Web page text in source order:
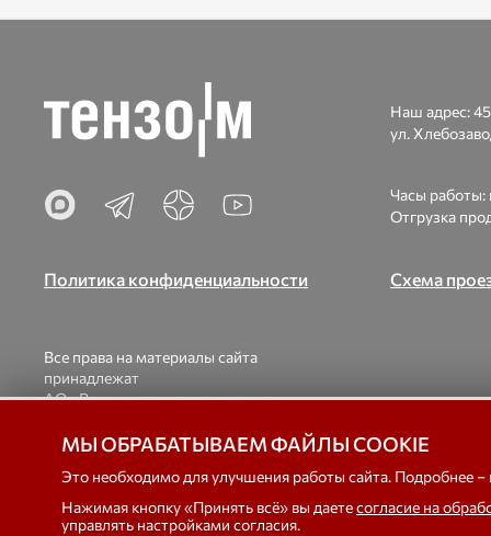
Политика конфиденциальности
Наш адрес:
ул.
Часы работы:
Отгрузка
Схема
Все права на материалы сайта
принадлежат
АО «Весоизмерительная компания
При использовании материалов ссылка на
© 1998-2026
МЫ ОБРАБАТЫВАЕМ ФАЙЛЫ COOKIE
Это необходимо для улучшения работы сайта. Подробнее –
Нажимая кнопку «Принять всё» вы даетесогласие на
управлять настройками согласия.